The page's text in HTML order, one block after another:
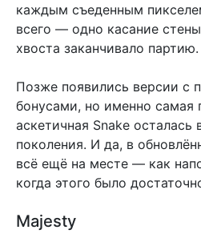
каждым съеденным
всего — одно касание
хвоста заканчивало партию.
Позже появились версии с
бонусами, но именно самая
аскетичная Snake осталась
поколения. И да, в
всё ещё на месте — как
когда этого было
Majesty